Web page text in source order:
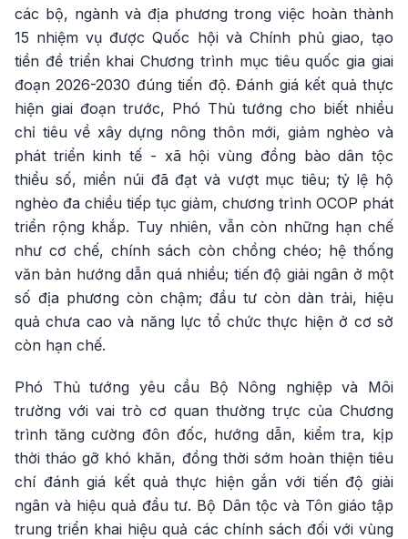
các bộ, ngành và địa phương trong việc hoàn thành
15 nhiệm vụ được Quốc hội và Chính phủ giao, tạo
tiền đề triển khai Chương trình mục tiêu quốc gia giai
đoạn 2026-2030 đúng tiến độ. Đánh giá kết quả thực
hiện giai đoạn trước, Phó Thủ tướng cho biết nhiều
chỉ tiêu về xây dựng nông thôn mới, giảm nghèo và
phát triển kinh tế - xã hội vùng đồng bào dân tộc
thiểu số, miền núi đã đạt và vượt mục tiêu; tỷ lệ hộ
nghèo đa chiều tiếp tục giảm, chương trình OCOP phát
triển rộng khắp. Tuy nhiên, vẫn còn những hạn chế
như cơ chế, chính sách còn chồng chéo; hệ thống
văn bản hướng dẫn quá nhiều; tiến độ giải ngân ở một
số địa phương còn chậm; đầu tư còn dàn trải, hiệu
quả chưa cao và năng lực tổ chức thực hiện ở cơ sở
còn hạn chế.
Phó Thủ tướng yêu cầu Bộ Nông nghiệp và Môi
trường với vai trò cơ quan thường trực của Chương
trình tăng cường đôn đốc, hướng dẫn, kiểm tra, kịp
thời tháo gỡ khó khăn, đồng thời sớm hoàn thiện tiêu
chí đánh giá kết quả thực hiện gắn với tiến độ giải
ngân và hiệu quả đầu tư. Bộ Dân tộc và Tôn giáo tập
trung triển khai hiệu quả các chính sách đối với vùng